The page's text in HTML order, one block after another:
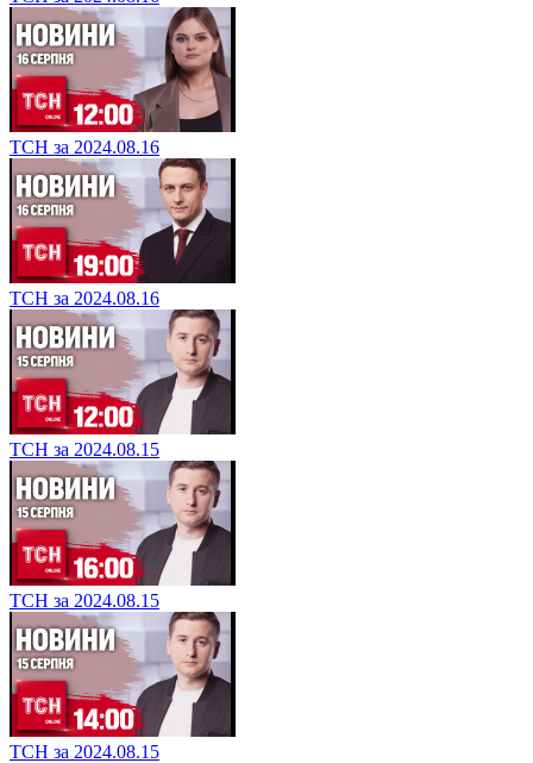
ТСН за 2024.08.16
ТСН за 2024.08.16
ТСН за 2024.08.15
ТСН за 2024.08.15
ТСН за 2024.08.15